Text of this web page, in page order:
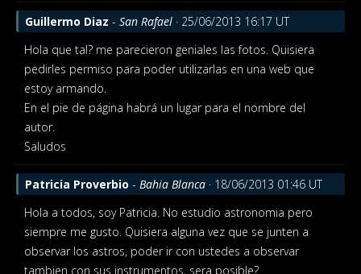
Guillermo Diaz - San Rafael · 25/06/2013 16:17 UT
Hola que tal? me parecieron geniales las fotos. Quisiera
pedirles permiso para poder utilizarlas en una web que
estoy armando.
En el pie de página habrá un lugar para el nombre del
autor.
Saludos
Patricia Proverbio - Bahia Blanca · 18/06/2013 01:46 UT
Hola a todos, soy Patricia. No estudio astronomia pero
siempre me gusto. Quisiera alguna vez que se junten a
observar los astros, poder ir con ustedes a observar
tambien con sus instrumentos, sera posible?